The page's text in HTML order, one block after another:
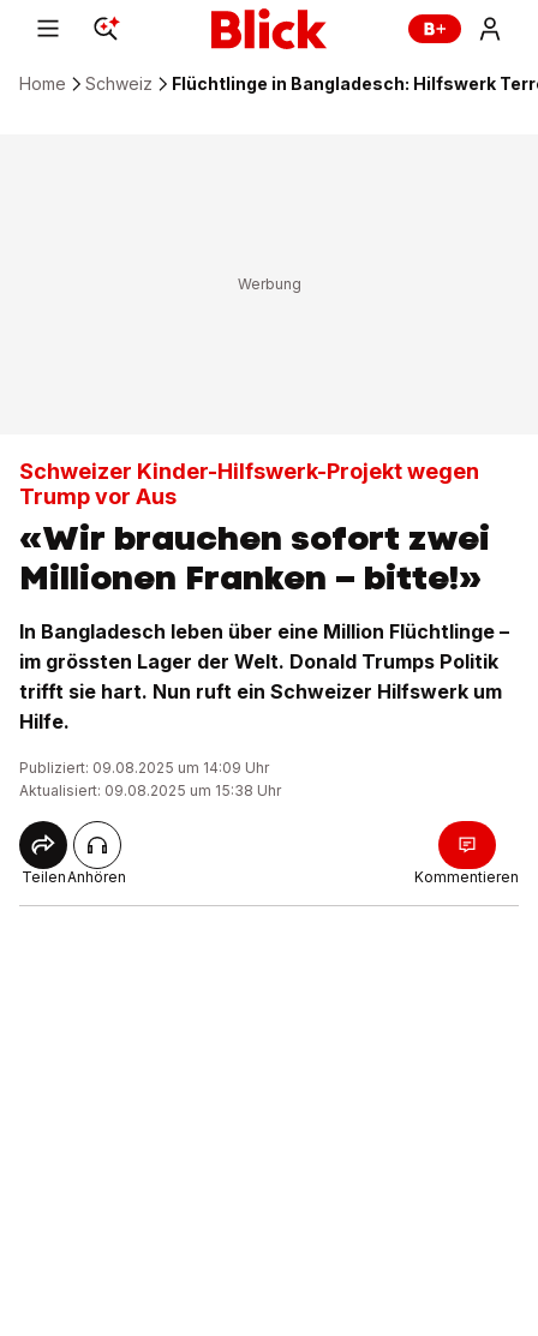
Home Schweiz Flüchtlinge in Bangladesch: Hilfswerk
Schweizer Kinder-Hilfswerk-Projekt wegen
Trump vor Aus
«Wir brauchen sofort zwei
Millionen Franken – bitte!»
In Bangladesch leben über eine Million Flüchtlinge –
im grössten Lager der Welt. Donald Trumps Politik
trifft sie hart. Nun ruft ein Schweizer Hilfswerk um
Hilfe.
Publiziert: 09.08.2025 um 14:09 Uhr
Aktualisiert: 09.08.2025 um 15:38 Uhr
TeilenAnhören Kommentieren